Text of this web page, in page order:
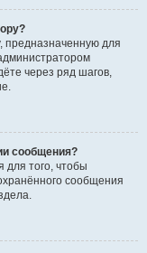
предназначенную для
через ряд шагов,
сообщения?
для того, чтобы
сообщения